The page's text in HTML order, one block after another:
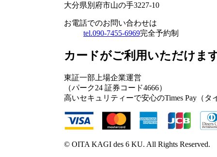
大分県別府市山の手3227-10
お電話でのお問い合わせは
tel.090-7455-6969完全予約制
カードがご利用いただけま
東証一部上場企業運営
（パーク24 証券コード4666）
高いセキュリティーで安心のTimes Pay（
© OITA KAGI des 6 KU. All Rights Reserved.